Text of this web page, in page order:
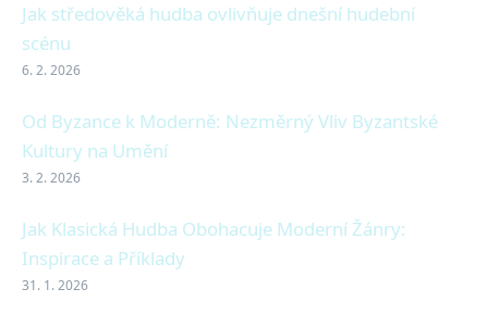
Jak středověká hudba ovlivňuje dnešní hudební
scénu
6. 2. 2026
Od Byzance k Moderně: Nezměrný Vliv Byzantské
Kultury na Umění
3. 2. 2026
Jak Klasická Hudba Obohacuje Moderní Žánry:
Inspirace a Příklady
31. 1. 2026